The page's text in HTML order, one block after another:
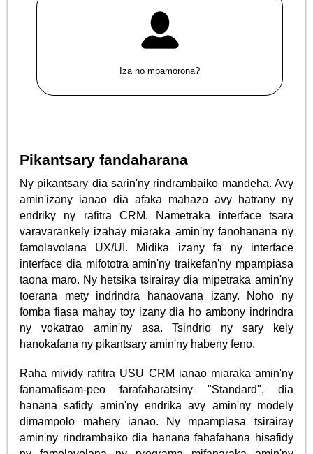
Iza no mpamorona?
Pikantsary fandaharana
Ny pikantsary dia sarin'ny rindrambaiko mandeha. Avy
amin'izany ianao dia afaka mahazo avy hatrany ny
endriky ny rafitra CRM. Nametraka interface tsara
varavarankely izahay miaraka amin'ny fanohanana ny
famolavolana UX/UI. Midika izany fa ny interface
interface dia mifototra amin'ny traikefan'ny mpampiasa
taona maro. Ny hetsika tsirairay dia mipetraka amin'ny
toerana mety indrindra hanaovana izany. Noho ny
fomba fiasa mahay toy izany dia ho ambony indrindra
ny vokatrao amin'ny asa. Tsindrio ny sary kely
hanokafana ny pikantsary amin'ny habeny feno.
Raha mividy rafitra USU CRM ianao miaraka amin'ny
fanamafisam-peo farafaharatsiny "Standard", dia
hanana safidy amin'ny endrika avy amin'ny modely
dimampolo mahery ianao. Ny mpampiasa tsirairay
amin'ny rindrambaiko dia hanana fahafahana hisafidy